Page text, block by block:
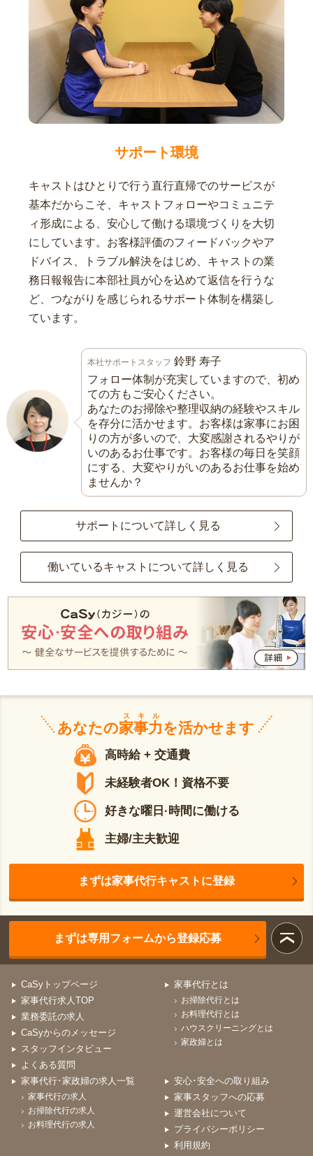
サポート環境
キャストはひとりで行う直行直帰でのサービスが
基本だからこそ、キャストフォローやコミュニテ
ィ形成による、安心して働ける環境づくりを大切
にしています。お客様評価のフィードバックやア
ドバイス、トラブル解決をはじめ、キャストの業
務日報報告に本部社員が心を込めて返信を行うな
ど、つながりを感じられるサポート体制を構築し
ています。
本社サポートスタッフ 鈴野 寿子
フォロー体制が充実していますので、初め
ての方もご安心ください。
あなたのお掃除や整理収納の経験やスキル
を存分に活かせます。お客様は家事にお困
りの方が多いので、大変感謝されるやりが
いのあるお仕事です。お客様の毎日を笑顔
にする、大変やりがいのあるお仕事を始め
ませんか？
サポートについて詳しく見る
働いているキャストについて詳しく見る
あなたの家事力
スキル
を活かせます
高時給 + 交通費
未経験者OK！資格不要
好きな曜日·時間に働ける
主婦/主夫歓迎
まずは家事代行キャストに登録
まずは専用フォームから登録応募
CaSyトップページ
家事代行求人TOP
業務委託の求人
CaSyからのメッセージ
スタッフインタビュー
よくある質問
家事代行とは
お掃除代行とは
お料理代行とは
ハウスクリーニングとは
家政婦とは
家事代行･家政婦の求人一覧
家事代行の求人
お掃除代行の求人
お料理代行の求人
安心･安全への取り組み
家事スタッフへの応募
運営会社について
プライバシーポリシー
利用規約